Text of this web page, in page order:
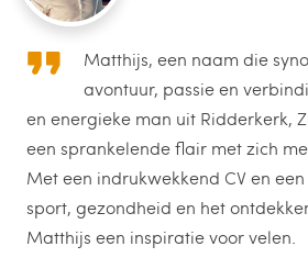
Matthijs, een naam die
avontuur, passie en
en energieke man uit Ridderkerk,
een sprankelende flair met zich
Met een indrukwekkend CV en
sport, gezondheid en het
Matthijs een inspiratie voor velen.